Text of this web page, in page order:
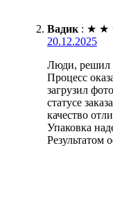
Вадик : ★ ★
20.12.2025
Люди, решил
Процесс
загрузил
статусе
качество
Упаковка
Результатом